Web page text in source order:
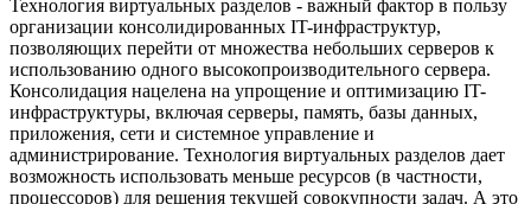
Технология виртуальных разделов - важный фактор в пользу
организации консолидированных IT-инфраструктур,
позволяющих перейти от множества небольших серверов к
использованию одного высокопроизводительного сервера.
Консолидация нацелена на упрощение и оптимизацию IT-
инфраструктуры, включая серверы, память, базы данных,
приложения, сети и системное управление и
администрирование. Технология виртуальных разделов дает
возможность использовать меньше ресурсов (в частности,
процессоров) для решения текущей совокупности задач. А это